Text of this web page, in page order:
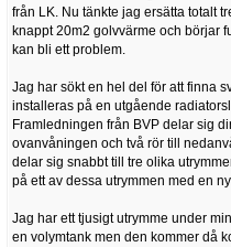
från LK. Nu tänkte jag ersätta totalt
knappt 20m2 golvvärme och börjar
kan bli ett problem.
Jag har sökt en hel del för att finna
installeras på en utgående
Framledningen från BVP delar sig
ovanvåningen och två rör till
delar sig snabbt till tre olika
på ett av dessa utrymmen med en
Jag har ett tjusigt utrymme under
en volymtank men den kommer då